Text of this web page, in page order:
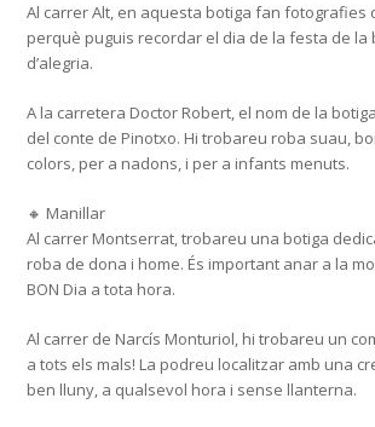
Al carrer Alt, en aquesta botiga fan fotografies
perquè puguis recordar el dia de la festa de la
d’alegria.
A la carretera Doctor Robert, el nom de la
del conte de Pinotxo. Hi trobareu roba suau,
colors, per a nadons, i per a infants menuts.
🔸 Manillar
Al carrer Montserrat, trobareu una botiga
roba de dona i home. És important anar a la
BON Dia a tota hora.
Al carrer de Narcís Monturiol, hi trobareu un
a tots els mals! La podreu localitzar amb una
ben lluny, a qualsevol hora i sense llanterna.